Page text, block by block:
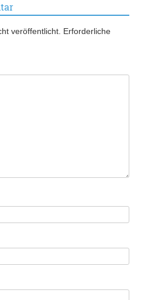
veröffentlicht. Erforderliche